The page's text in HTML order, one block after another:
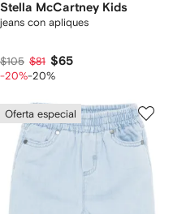
Stella McCartney Kids
jeans con apliques
$105 $81 $65
-20%-20%
Oferta especial